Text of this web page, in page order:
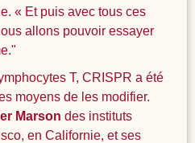
« Et puis avec tous ces
allons pouvoir essayer
T, CRISPR a été
moyens de les modifier.
Marson des instituts
en Californie, et ses